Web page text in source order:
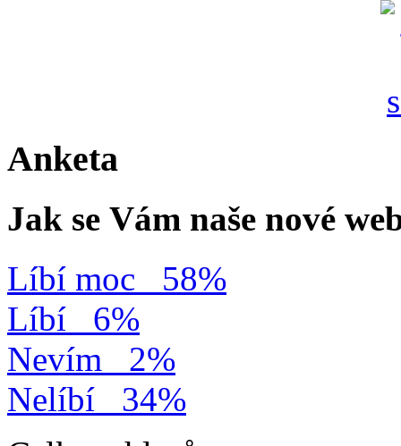
Anketa
Jak se Vám naše nové
Líbí moc
58%
Líbí
6%
Nevím
2%
Nelíbí
34%